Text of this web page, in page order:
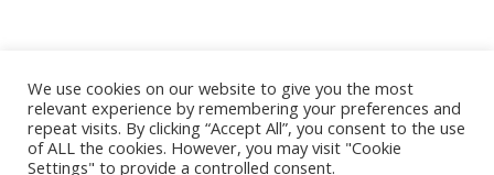
© 2026 Ségolène TROUSSET. Développé avec ♥ sur
We use cookies on our website to give you the most
relevant experience by remembering your preferences and
repeat visits. By clicking “Accept All”, you consent to the use
of ALL the cookies. However, you may visit "Cookie
Settings" to provide a controlled consent.